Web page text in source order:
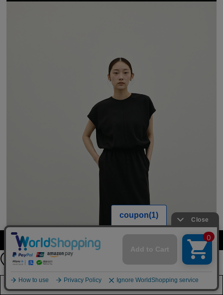
カラー・サイズを選択する
店舗在庫を見る
公式LINEアカウント
お友達登録で
詳しくはこちら